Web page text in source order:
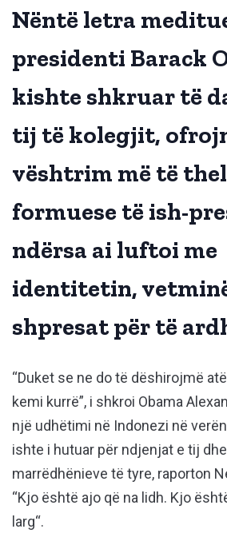
Nëntë letra
presidenti Barack
kishte shkruar të
tij të kolegjit,
vështrim më të
formuese të ish-
ndërsa ai luftoi me
identitetin,
shpresat për të
“Duket se ne do të dëshirojmë
kemi kurrë”, i shkroi Obama
një udhëtimi në Indonezi në
ishte i hutuar për ndjenjat e tij
marrëdhënieve të tyre, raporton
“Kjo është ajo që na lidh. Kjo
larg“.